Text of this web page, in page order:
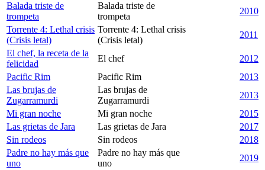
Balada triste de
trompeta
Balada triste de
trompeta
2010
Torrente 4: Lethal crisis
(Crisis letal)
Torrente 4: Lethal crisis
(Crisis letal)
2011
El chef, la receta de la
felicidad
El chef
2012
Pacific Rim
Pacific Rim
2013
Las brujas de
Zugarramurdi
Las brujas de
Zugarramurdi
2013
Mi gran noche
Mi gran noche
2015
Las grietas de Jara
Las grietas de Jara
2017
Sin rodeos
Sin rodeos
2018
Padre no hay más que
uno
Padre no hay más que
uno
2019